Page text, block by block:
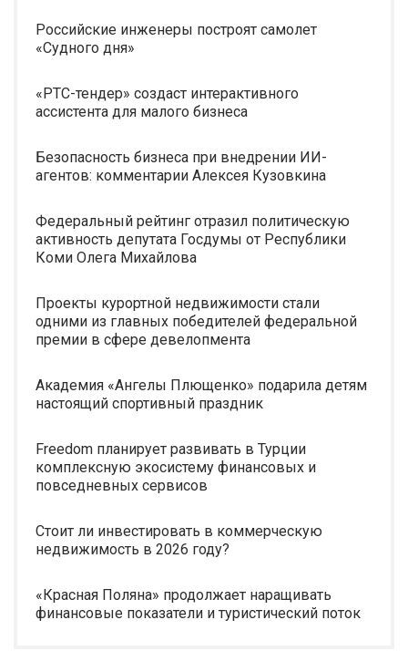
Российские инженеры построят самолет
«Судного дня»
«РТС-тендер» создаст интерактивного
ассистента для малого бизнеса
Безопасность бизнеса при внедрении ИИ-
агентов: комментарии Алексея Кузовкина
Федеральный рейтинг отразил политическую
активность депутата Госдумы от Республики
Коми Олега Михайлова
Проекты курортной недвижимости стали
одними из главных победителей федеральной
премии в сфере девелопмента
Академия «Ангелы Плющенко» подарила детям
настоящий спортивный праздник
Freedom планирует развивать в Турции
комплексную экосистему финансовых и
повседневных сервисов
Стоит ли инвестировать в коммерческую
недвижимость в 2026 году?
«Красная Поляна» продолжает наращивать
финансовые показатели и туристический поток